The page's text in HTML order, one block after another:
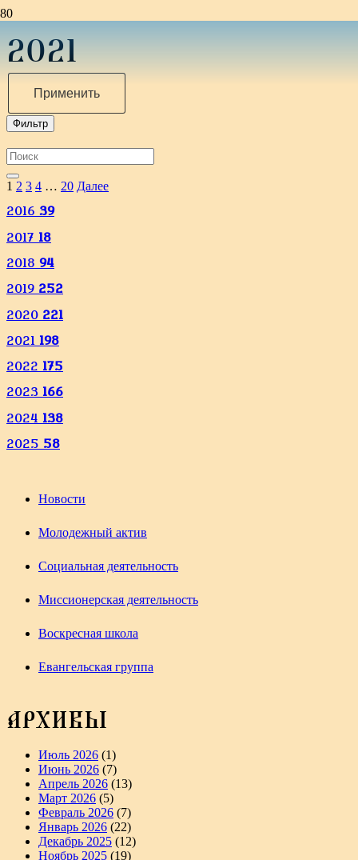
2021
Применить
Фильтр
1 2 3 4 … 20 Далее
2016 39
2017 18
2018 94
2019 252
2020 221
2021 198
2022 175
2023 166
2024 138
2025 58
Новости
Молодежный актив
Социальная деятельность
Миссионерская деятельность
Воскресная школа
Евангельская группа
АРХИВЫ
Июль 2026 (1)
Июнь 2026 (7)
Апрель 2026 (13)
Март 2026 (5)
Февраль 2026 (7)
Январь 2026 (22)
Декабрь 2025 (12)
Ноябрь 2025 (19)